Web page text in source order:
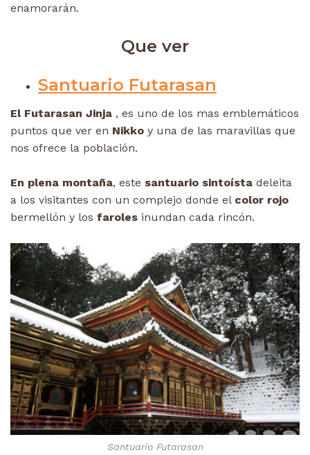
enamorarán.
Que ver
Santuario Futarasan
El Futarasan Jinja , es uno de los mas emblemáticos
puntos que ver en Nikko y una de las maravillas que
nos ofrece la población.
En plena montaña, este santuario sintoísta deleita
a los visitantes con un complejo donde el color rojo
bermellón y los faroles inundan cada rincón.
Santuario Futarasan